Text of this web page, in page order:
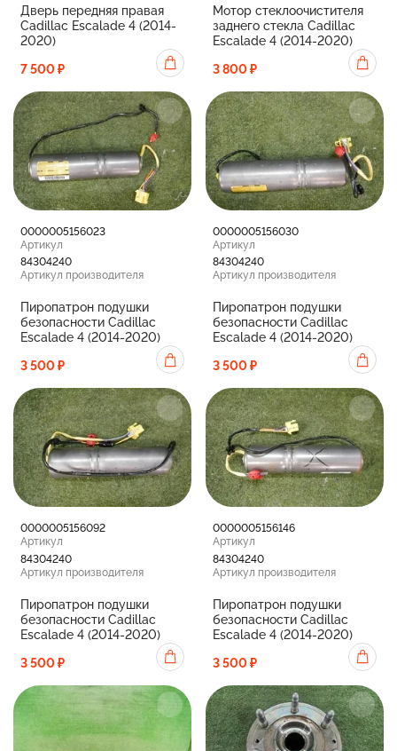
Дверь передняя правая
Cadillac Escalade 4 (2014-
2020)
7 500 ₽
Мотор стеклоочистителя
заднего стекла Cadillac
Escalade 4 (2014-2020)
3 800 ₽
0000005156023
Артикул
84304240
Артикул производителя
Пиропатрон подушки
безопасности Cadillac
Escalade 4 (2014-2020)
3 500 ₽
0000005156030
Артикул
84304240
Артикул производителя
Пиропатрон подушки
безопасности Cadillac
Escalade 4 (2014-2020)
3 500 ₽
0000005156092
Артикул
84304240
Артикул производителя
Пиропатрон подушки
безопасности Cadillac
Escalade 4 (2014-2020)
3 500 ₽
0000005156146
Артикул
84304240
Артикул производителя
Пиропатрон подушки
безопасности Cadillac
Escalade 4 (2014-2020)
3 500 ₽